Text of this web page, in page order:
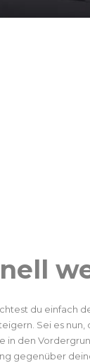
du einfach
Sei es
den
gegenüber